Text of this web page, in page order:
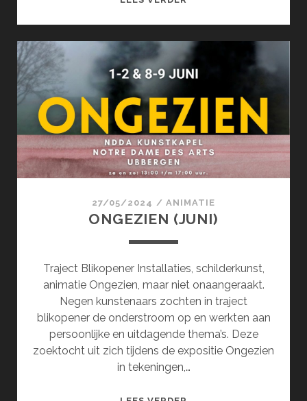
27/05/2024 / ANIMATIE
ONGEZIEN (JUNI)
Traject Blikopener Installaties, schilderkunst,
animatie Ongezien, maar niet onaangeraakt.
Negen kunstenaars zochten in traject
blikopener de onderstroom op en werkten aan
persoonlijke en uitdagende thema’s. Deze
zoektocht uit zich tijdens de expositie Ongezien
in tekeningen,…